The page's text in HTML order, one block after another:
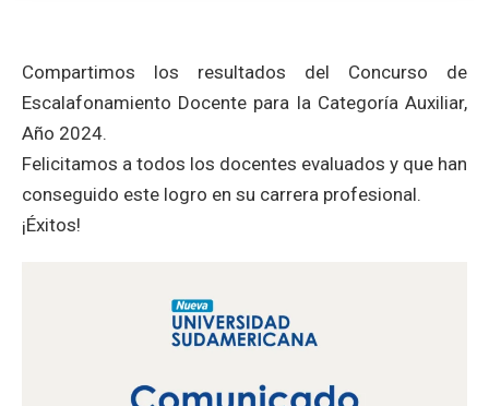
Compartimos los resultados del Concurso de
Escalafonamiento Docente para la Categoría Auxiliar,
Año 2024.
Felicitamos a todos los docentes evaluados y que han
conseguido este logro en su carrera profesional.
¡Éxitos!